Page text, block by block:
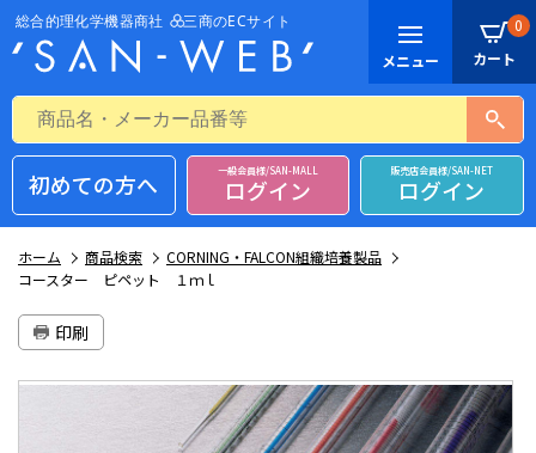
0
初めての方へ 一般会員様/SAN-MALL
ログイン
販売店会員様/SAN-NET
ログイン
ホーム 商品検索
CORNING・FALCON組織培養製品
コースター ピペット １ｍｌ
印刷